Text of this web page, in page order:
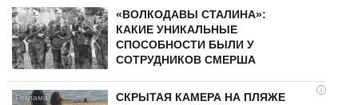
«ВОЛКОДАВЫ СТАЛИНА»:
КАКИЕ УНИКАЛЬНЫЕ
СПОСОБНОСТИ БЫЛИ У
СОТРУДНИКОВ СМЕРША
i
СКРЫТАЯ КАМЕРА НА ПЛЯЖЕ